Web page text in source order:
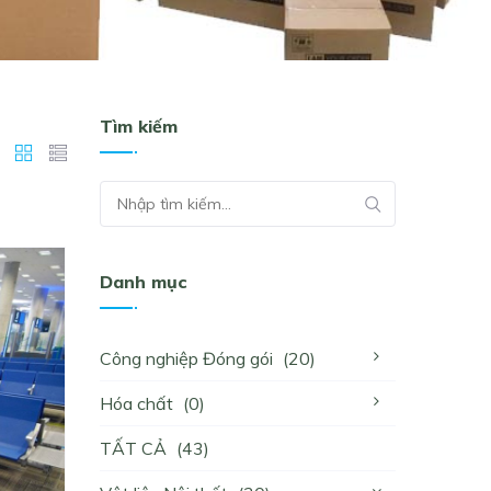
Tìm kiếm
Danh mục
Công nghiệp Đóng gói (20)
Hóa chất (0)
TẤT CẢ (43)